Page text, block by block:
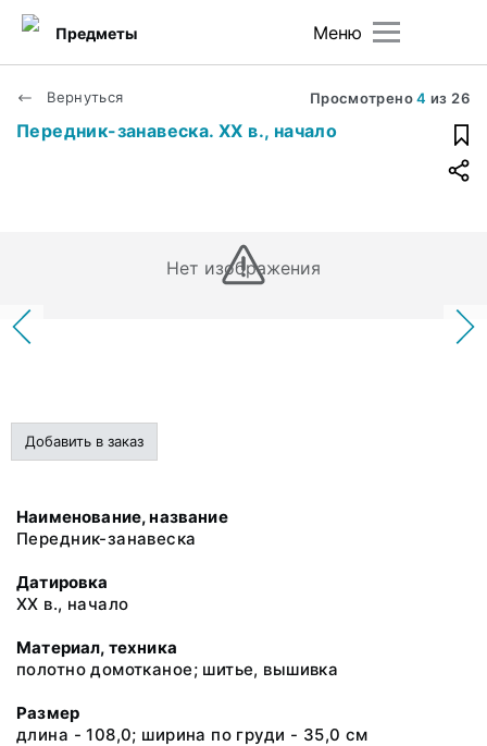
Меню
Предметы
Вернуться Просмотрено4 из 26
Передник-занавеска. ХХ в., начало
Нет изображения
Добавить в заказ
Наименование, название
Передник-занавеска
Датировка
ХХ в., начало
Материал, техника
полотно домотканое; шитье, вышивка
Размер
длина - 108,0; ширина по груди - 35,0 см